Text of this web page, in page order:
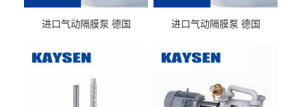
进口气动隔膜泵 德国
输送
进口气动隔膜泵 德国